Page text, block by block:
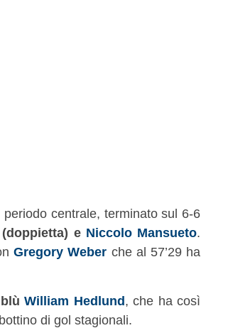
centrale, terminato sul 6-6
(doppietta) e Niccolo Mansueto.
Gregory Weber che al 57’29 ha
William Hedlund, che ha così
di gol stagionali.